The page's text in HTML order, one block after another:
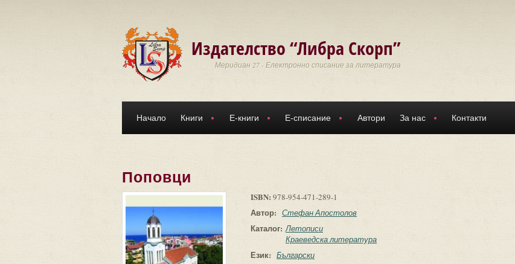
Издателство “Либра Скорп”
Меридиан 27 - Електронно списание за литература
Начало Книги Е-книги Е-списание Автори За нас Контакти
Поповци
ISBN: 978-954-471-289-1
Автор: Стефан Апостолов
Каталог: Летописи
Краеведска литература
Език: Български